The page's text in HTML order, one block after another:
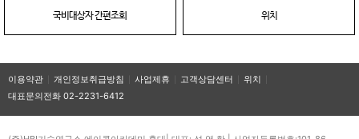
국비대상자 간편조회 위치
이용약관 개인정보취급방침 사업제휴 고객상담센터
위치
대표문의전화 02-2231-6412